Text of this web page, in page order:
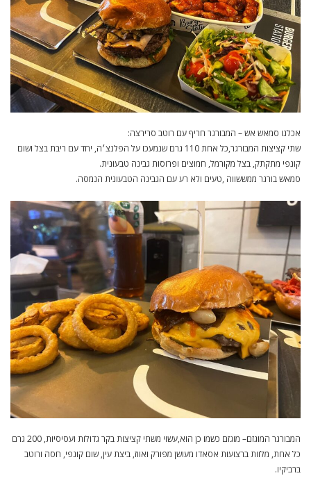
אכלנו סמאש אש – המבורגר חריף עם רוטב סרירצה:
שתי קציצות המבורגר,כל אחת 110 גרם שנמעכו על הפלנצ׳ה, יחד עם ריבת בצל ושום
קונפי מתקתק, בצל מקורמל, חמוצים ופרוסות גבינה טבעונית.
סמאש בורגר ממששווה ,טעים ולא רע עם הגבינה הטבעונית הנמסה.
המבורגר המוגזם– מוגזם כשמו כן הוא,עשוי משתי קציצות בקר גדולות ועסיסיות, 200 גרם
כל אחת, מלוות ברצועות אסאדו מעושן מפורק ואווז, ביצת עין, שום קונפי, חסה ורוטב
ברביקיו.